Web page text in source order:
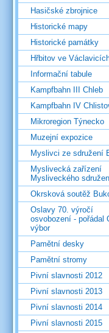
Hasičské zbrojnice
Historické mapy
Historické památky
Hřbitov ve
Informační tabule
Kampfbahn III Chleb
Kampfbahn IV
Mikroregion Týnecko
Muzejní expozice
Myslivci ze sdružení
Myslivecká zařízení
Mysliveckého
Okrsková soutěž
Oslavy 70. výročí
osvobození - pořádal
výbor
Pamětní desky
Pamětní stromy
Pivní slavnosti 2012
Pivní slavnosti 2013
Pivní slavnosti 2014
Pivní slavnosti 2015